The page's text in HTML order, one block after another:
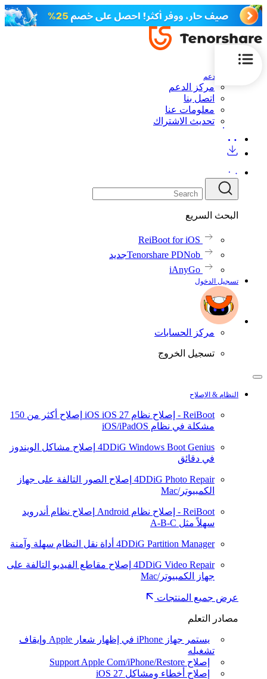
الدعم
مركز الدعم
اتصل بنا
معلومات عنا
تحديث الاشتراك
البحث السريع
ReiBoot for iOS
Tenorshare PDNobجديد
iAnyGo
تسجيل الدخول
مركز الحسابات
تسجيل الخروج
النظام & الإصلاح
ReiBoot - إصلاح نظام iOS iOS 27
إصلاح أكثر من 150
مشكلة في نظام iOS/iPadOS
4DDiG Windows Boot Genius إصلاح مشاكل الويندوز
في دقائق
4DDiG Photo Repair إصلاح الصور التالفة على جهاز
الكمبيوتر/Mac
ReiBoot - إصلاح نظام Android
إصلاح نظام أندرويد
سهلاً مثل A-B-C
4DDiG Partition Manager أداة نقل النظام سهلة وآمنة
4DDiG Video Repair إصلاح مقاطع الفيديو التالفة على
جهاز الكمبيوتر/Mac
عرض جميع المنتجات
مصادر التعلم
يستمر جهاز iPhone في إظهار شعار Apple وإيقاف
تشغيله
إصلاح Support Apple Com/iPhone/Restore
إصلاح أخطاء ومشاكل iOS 27